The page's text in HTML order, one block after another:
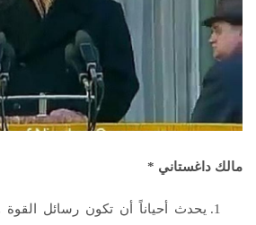
مالك داغستاني *
يحدث أحياناً أن تكون رسائل